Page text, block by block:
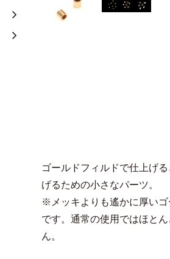
ゴールドフィルドで仕上げ
げるための小さなパーツ。
※メッキよりも遙かに厚い
です。通常の使用ではほと
ん。